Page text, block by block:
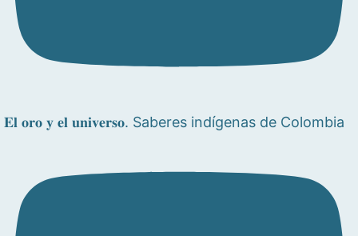
𝐄𝐥 𝐨𝐫𝐨 𝐲 𝐞𝐥 𝐮𝐧𝐢𝐯𝐞𝐫𝐬𝐨. Saberes indígenas de Colombia